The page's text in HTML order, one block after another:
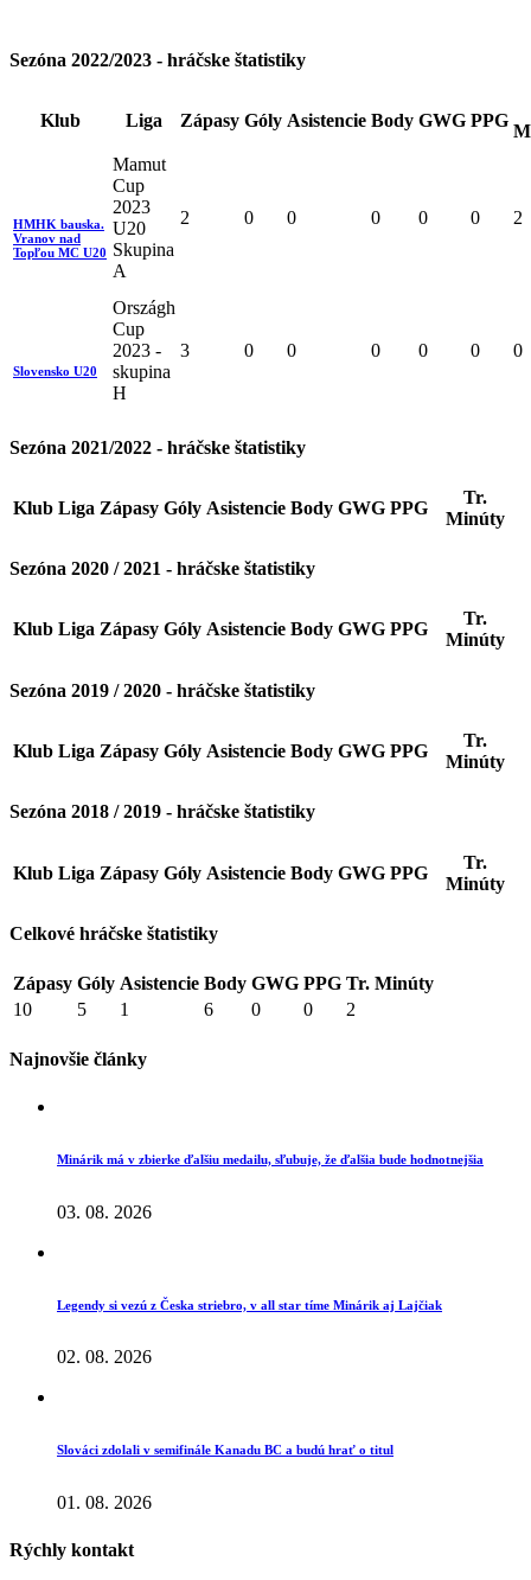
Sezóna 2022/2023 - hráčske štatistiky
Klub Liga Zápasy Góly Asistencie Body GWG PPG
HMHK bauska.
Vranov nad
Topľou MC U20
Mamut
Cup
2023
U20
Skupina
A
2 0 0 0 0 0 2
Slovensko U20
Országh
Cup
2023 -
skupina
H
3 0 0 0 0 0 0
Sezóna 2021/2022 - hráčske štatistiky
Klub Liga Zápasy Góly Asistencie Body GWG PPG
Tr.
Minúty
Sezóna 2020 / 2021 - hráčske štatistiky
Klub Liga Zápasy Góly Asistencie Body GWG PPG
Tr.
Minúty
Sezóna 2019 / 2020 - hráčske štatistiky
Klub Liga Zápasy Góly Asistencie Body GWG PPG
Tr.
Minúty
Sezóna 2018 / 2019 - hráčske štatistiky
Klub Liga Zápasy Góly Asistencie Body GWG PPG
Tr.
Minúty
Celkové hráčske štatistiky
Zápasy Góly Asistencie Body GWG PPG Tr. Minúty
10
5 1 6 0 0 2
Najnovšie články
Minárik má v zbierke ďalšiu medailu, sľubuje, že ďalšia bude hodnotnejšia
03. 08. 2026
Legendy si vezú z Česka striebro, v all star tíme Minárik aj Lajčiak
02. 08. 2026
Slováci zdolali v semifinále Kanadu BC a budú hrať o titul
01. 08. 2026
Rýchly kontakt